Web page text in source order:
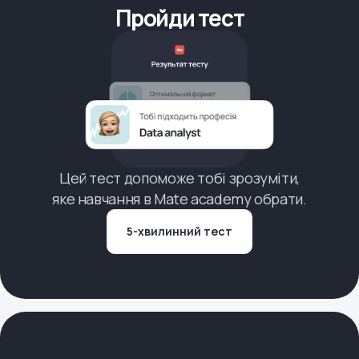
Пройди тест
Цей тест допоможе тобі зрозуміти,
яке навчання в Mate academy обрати.
5-хвилинний тест